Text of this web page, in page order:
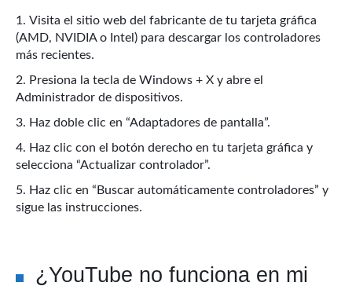
Visita el sitio web del fabricante de tu tarjeta gráfica
(AMD, NVIDIA o Intel) para descargar los controladores
más recientes.
Presiona la tecla de Windows + X y abre el
Administrador de dispositivos.
Haz doble clic en “Adaptadores de pantalla”.
Haz clic con el botón derecho en tu tarjeta gráfica y
selecciona “Actualizar controlador”.
Haz clic en “Buscar automáticamente controladores” y
sigue las instrucciones.
¿YouTube no funciona en mi